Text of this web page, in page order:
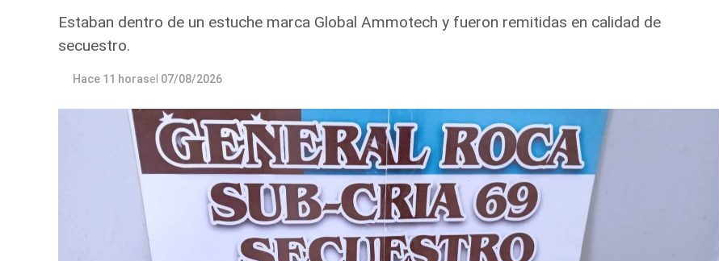
Estaban dentro de un estuche marca Global Ammotech y fueron remitidas en calidad de
secuestro.
Hace 11 horasel 07/08/2026